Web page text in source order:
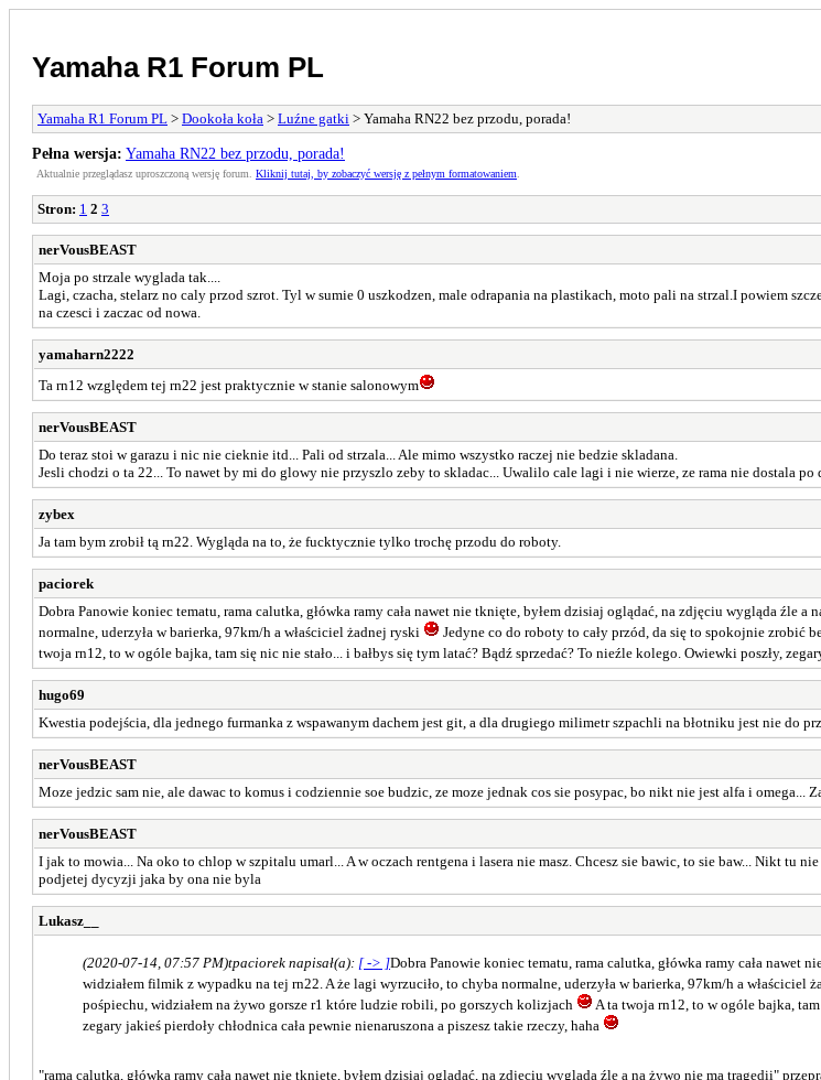
Yamaha R1 Forum PL
Yamaha R1 Forum PL > Dookoła koła > Luźne gatki > Yamaha RN22 bez przodu, porada!
Pełna wersja: Yamaha RN22 bez przodu, porada!
Aktualnie przeglądasz uproszczoną wersję forum. Kliknij tutaj, by zobaczyć wersję z pełnym formatowaniem
Stron: 1 2 3
nerVousBEAST
Moja po strzale wyglada tak....
Lagi, czacha, stelarz no caly przod szrot. Tyl w sumie 0 uszkodzen, male odrapania na plastikach, moto pali na strzal.I powiem
na czesci i zaczac od nowa.
yamaharn2222
Ta rn12 względem tej rn22 jest praktycznie w stanie salonowym
nerVousBEAST
Do teraz stoi w garazu i nic nie cieknie itd... Pali od strzala... Ale mimo wszystko raczej nie bedzie skladana.
Jesli chodzi o ta 22... To nawet by mi do glowy nie przyszlo zeby to skladac... Uwalilo cale lagi i nie wierze, ze rama nie dostala
zybex
Ja tam bym zrobił tą rn22. Wygląda na to, że fucktycznie tylko trochę przodu do roboty.
paciorek
Dobra Panowie koniec tematu, rama calutka, główka ramy cała nawet nie tknięte, byłem dzisiaj oglądać, na zdjęciu wygląda źle
normalne, uderzyła w barierka, 97km/h a właściciel żadnej ryski
Jedyne co do roboty to cały przód, da się to spokojnie zrobić
twoja rn12, to w ogóle bajka, tam się nic nie stało... i bałbys się tym latać? Bądź sprzedać? To nieźle kolego. Owiewki poszły,
hugo69
Kwestia podejścia, dla jednego furmanka z wspawanym dachem jest git, a dla drugiego milimetr szpachli na błotniku jest nie do
nerVousBEAST
Moze jedzic sam nie, ale dawac to komus i codziennie soe budzic, ze moze jednak cos sie posypac, bo nikt nie jest alfa i omega...
nerVousBEAST
I jak to mowia... Na oko to chlop w szpitalu umarl... A w oczach rentgena i lasera nie masz. Chcesz sie bawic, to sie baw... Nikt tu
podjetej dycyzji jaka by ona nie byla
Lukasz__
(2020-07-14, 07:57 PM)tpaciorek napisał(a): [ -> ]Dobra Panowie koniec tematu, rama calutka, główka ramy cała nawet
widziałem filmik z wypadku na tej rn22. A że lagi wyrzuciło, to chyba normalne, uderzyła w barierka, 97km/h a właściciel
pośpiechu, widziałem na żywo gorsze r1 które ludzie robili, po gorszych kolizjach
A ta twoja rn12, to w ogóle bajka,
zegary jakieś pierdoły chłodnica cała pewnie nienaruszona a piszesz takie rzeczy, haha
"rama calutka, główka ramy cała nawet nie tknięte, byłem dzisiaj oglądać, na zdjęciu wygląda źle a na żywo nie ma tragedii"